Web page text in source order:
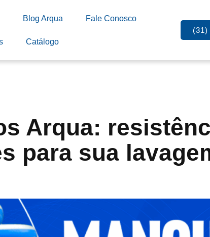
Blog Arqua Fale Conosco
Catálogo
(31)
Arqua:
para sua